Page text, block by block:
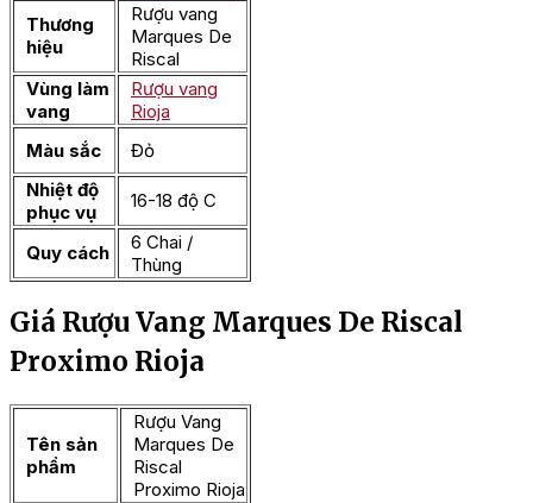
Thương
hiệu
Rượu vang
Marques De
Riscal
Vùng làm
vang
Rượu vang
Rioja
Màu sắc
Đỏ
Nhiệt độ
phục vụ
16-18 độ C
Quy cách
6 Chai /
Thùng
Giá Rượu Vang Marques De Riscal
Proximo Rioja
Tên sản
phẩm
Rượu Vang
Marques De
Riscal
Proximo Rioja